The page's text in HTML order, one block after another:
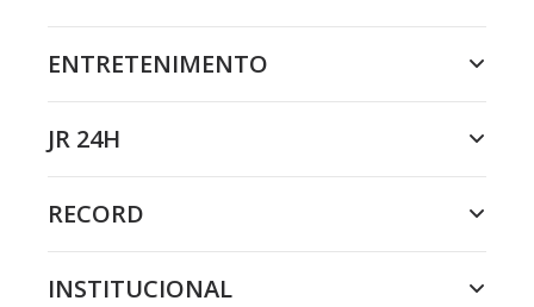
ENTRETENIMENTO
JR 24H
RECORD
INSTITUCIONAL